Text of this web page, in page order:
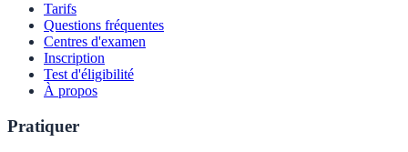
Tarifs
Questions fréquentes
Centres d'examen
Inscription
Test d'éligibilité
À propos
Pratiquer